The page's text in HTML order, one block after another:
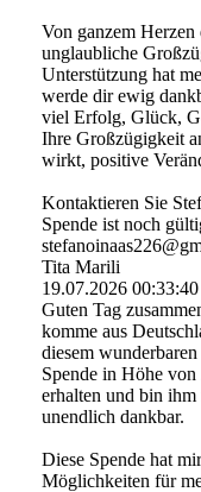
Von ganzem
unglaubliche
Unterstützung hat
werde dir ewig
viel Erfolg, Glück,
Ihre Großzügigkeit
wirkt, positive
Kontaktieren Sie
Spende ist noch
Tita Marili
19.07.2026 00:33:40
Guten Tag
komme aus
diesem
Spende in Höhe
erhalten und bin
unendlich dankbar.
Diese Spende hat
Möglichkeiten für